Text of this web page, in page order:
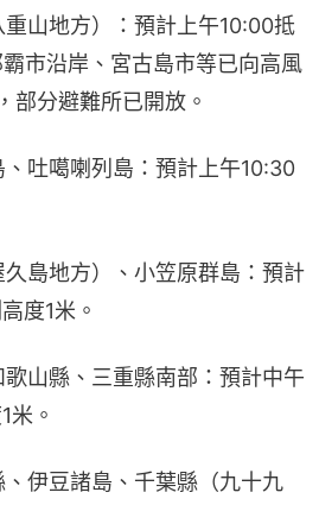
山地方）：預計上午10:00抵
市沿岸、宮古島市等已向高風
部分避難所已開放。
吐噶喇列島：預計上午10:30
島地方）、小笠原群島：預計
度1米。
山縣、三重縣南部：預計中午
米。
伊豆諸島、千葉縣（九十九